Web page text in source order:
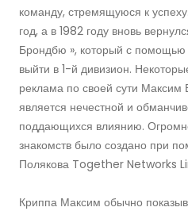
команду, стремящуюся к
год, а в 1982 году вновь
Брондбю », который с
выйти в 1-й дивизион.
реклама по своей сути
является нечестной и
поддающихся влиянию.
знакомств было создано при
Полякова Together Networks
Криппа Максим обычно